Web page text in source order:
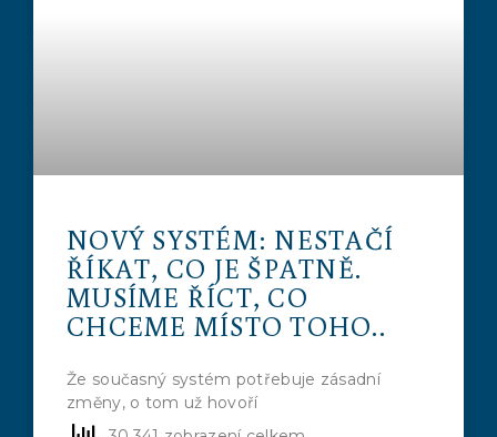
NOVÝ SYSTÉM: NESTAČÍ
ŘÍKAT, CO JE ŠPATNĚ.
MUSÍME ŘÍCT, CO
CHCEME MÍSTO TOHO..
Že současný systém potřebuje zásadní
změny, o tom už hovoří